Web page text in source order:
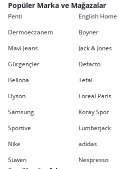
Popüler Marka ve Mağazalar
Penti English Home
Dermoeczanem
Boyner
Mavi Jeans
Jack & Jones
Gürgençler
Defacto
Bellona
Tefal
Dyson
Loreal Paris
Samsung
Koray Spor
Sportive
Lumberjack
Nike
adidas
Suwen
Nespresso